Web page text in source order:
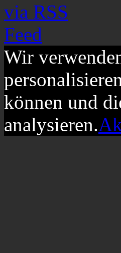
Wir
können und
analysieren.